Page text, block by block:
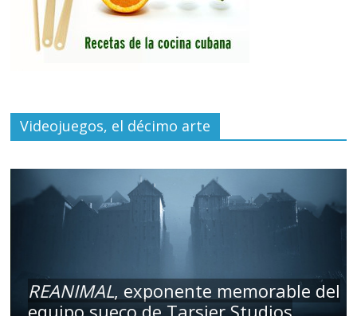
Videojuegos, el décimo arte
REANIMAL, exponente memorable del
equipo sueco de Tarsier Studios